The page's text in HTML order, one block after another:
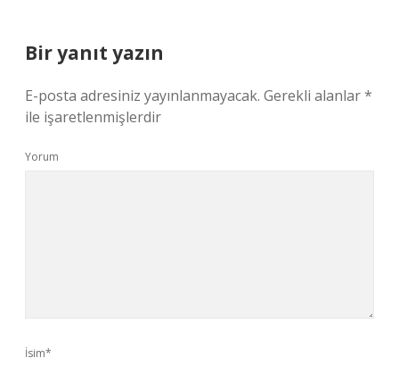
Bir yanıt yazın
E-posta adresiniz yayınlanmayacak. Gerekli alanlar*
ile işaretlenmişlerdir
Yorum
İsim*